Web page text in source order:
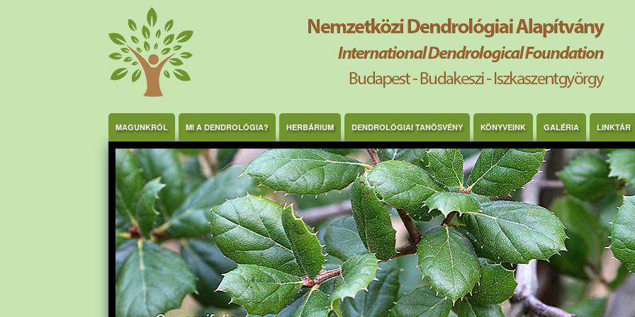
MAGUNKRÓL MI A DENDROLÓGIA? HERBÁRIUM DENDROLÓGIAI TANÖSVÉNY KÖNYVEINK GALÉRIA LINKTÁR